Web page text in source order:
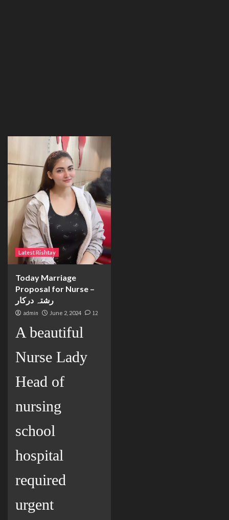
Latest Rishtay
Today Marriage
Proposal for Nurse –
رشتہ درکار
admin June 2, 2024 12
A beautiful
Nurse Lady
Head of
nursing
school
hospital
required
urgent